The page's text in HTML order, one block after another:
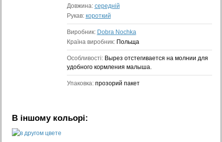
Довжина: середній
Рукав: короткий
Виробник: Dobra Nochka
Країна виробник: Польща
Особливості: Вырез отстегивается на молнии для
удобного кормления малыша.
Упаковка: прозорий пакет
В іншому кольорі: